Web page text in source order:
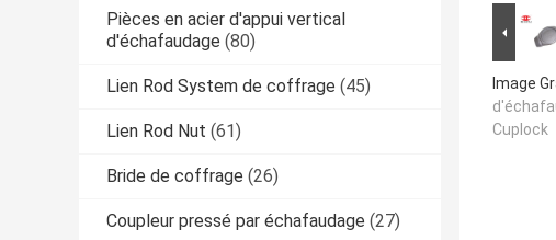
Pièces en acier d'appui vertical
d'échafaudage (80)
Lien Rod System de coffrage (45)
Lien Rod Nut (61)
Bride de coffrage (26)
Coupleur pressé par échafaudage (27)
Image
Cuplock